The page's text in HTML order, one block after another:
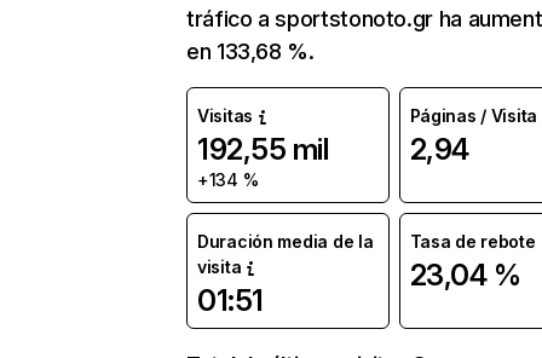
tráfico a sportstonoto.gr ha
en 133,68 %.
Visitas
192,55 mil
+134 %
Páginas / Visita
2,94
Duración media de la
visita
01:51
Tasa de rebote
23,04 %